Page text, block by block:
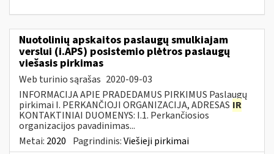
Nuotolinių apskaitos paslaugų smulkiajam
verslui (i.APS) posistemio plėtros paslaugų
viešasis pirkimas
Web turinio sąrašas 2020-09-03
INFORMACIJA APIE PRADEDAMUS PIRKIMUS Paslaugų
pirkimai I. PERKANČIOJI ORGANIZACIJA, ADRESAS IR
KONTAKTINIAI DUOMENYS: I.1. Perkančiosios
organizacijos pavadinimas...
Metai: 2020 Pagrindinis:Viešieji pirkimai